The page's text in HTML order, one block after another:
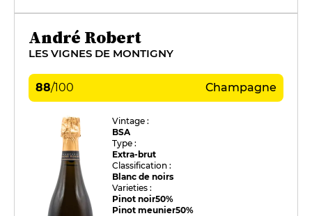
André Robert
LES VIGNES DE MONTIGNY
88/100 Champagne
Vintage :
BSA
Type :
Extra-brut
Classification :
Blanc de noirs
Varieties :
Pinot noir50%
Pinot meunier50%